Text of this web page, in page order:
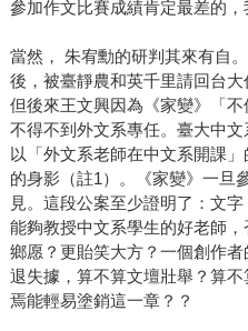
參加作文比賽成績肯定最差的，
當然， 朱宥勳的研判其來有自
後，被臺靜農和英千里請回台大
但後來王文興因為《家變》「
不得不到外文系專任。臺大中
以「外文系老師在中文系開課
的身影（註1）。《家變》一旦
見。這段公案至少證明了：文
能夠教授中文系學生的好老師
鄉愿？更貽笑大方？一個創作
退失據，算不算文壇壯舉？算
焉能輕易塗銷這一章？？